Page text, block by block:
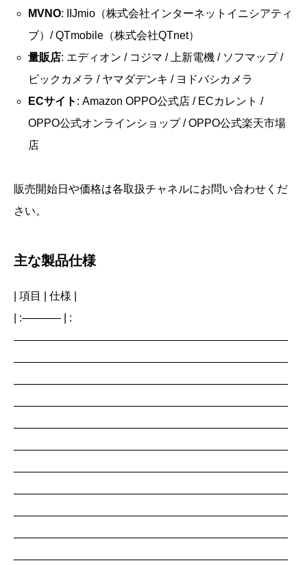
MVNO: IIJmio（株式会社インターネットイニシアティ
ブ）/ QTmobile（株式会社QTnet）
量販店: エディオン / コジマ / 上新電機 / ソフマップ /
ビックカメラ / ヤマダデンキ / ヨドバシカメラ
ECサイト : Amazon OPPO公式店 / ECカレント /
OPPO公式オンラインショップ / OPPO公式楽天市場
店
販売開始日や価格は各取扱チャネルにお問い合わせくだ
さい。
主な製品仕様
| 項目 | 仕様 |
| :———– | :————————————————————————————————————————————————————————————————————————————————————————————————————————————————————————————————————————————————————————————————————————————————————————————————————————————————————————————————————————————————————————————————————————————————————————————————————————————————————————————————————————————————————————————————————————————————————————————————————————————————————————————————————————————————————————————————————————————————————————————————————————————————————————————————————————————————————————————————————————————————————————————————————————————————————————————————————————————————————————————————————————————————————————————————————————————————————————————————————————————————————————————————————————————————————————————————————————————————————————————————————————————————————————————————————————————————————————————————————————————————————————————————————————————————————————————————————————————————————————————————————————————————————————————————————————————————————————————————————————————————————————————————————————————————————————————————————————————————————————————————————————————————————————————————————————————————————————————————————————————————————————————————————————————————————————————————————————————————————————————————————————————————————————————————————————————————————————————————————————————————————————————————————————————————————————————————————————————————————————————————————————————————————————————————————————————————————————————————————————————————————————————————————————————————————————————————————————————————————————————————————————————————————————————————————————————————————————————————————————————————————————————————————————————————————————————————————————————————————————————————————————————————————————————————————————————————————————————————————————————————————————————————————————————————————————————————————————————————————————————————————————————————————————————————————————————————————————————————————————————————————————————————————————————————————————————————————————————————————————————————————————————————————————————————————————————————————————————————————————————————————————————————————————————————————————————————————————————————————————————————————————————————————————————————————————————————————————————————————————————————————————————————————————————————————————————————————————————————————————————————————————————————————————————————————————————————————————————————————————————————————————————————————————————————————————————————————————————————————————————————————————————————————————————————————————————————————————————————————————————————————————————————————————————————————————————————————————————————————————————————————————————————————————————————————————————————————————————————————————————————————————————————————————————————————————————————————————————————————————————————————————————————————————————————————————————————————————————————————————————————————————————————————————————————————————————————————————————————————————————————————————————————————————————————————————————————————————————————————————————————————————————————————————————————————————————————————————————————————————————————————————————————————————————————————————————————————————————————————————————————————————————————————————————————————————————————————————————————————————————————————————————————————————————————————————————————————————————————————————————————————————————————————————————————————————————————————————————————————————————————————————————————————————————————————————————————————————————————————————————————————————————————————————————————————————————————————————————————————————————————————————————————————————————————————————————————————————————————————————————————————————————————————————————————————————————————————————————————————————————————————————————————————————————————————————————————————————————————————————————————————————————————————————————————————————————————————————————————————————————————————————————————————————————————————————————————————————————————————————————————————————————————————————————————————————————————————————————————————————————————————————————————————————————————————————————————————————————————————————————————————————————————————————————————————————————————————————————————————————————————————————————————————————————————————————————————————————————————————————————————————————————————————————————————————————————————————————————————————————————————————————————————————————————————————————————————————————————————————————————————————————————————————————————————————————————————————————————————————————————————————————————————————————————————————————————————————————————————————————————————————————————————————————————————————————————————————————————————————————————————————————————————————————————————————————————————————————————————————————————————————————————————————————————————————————————————————————————————————————————————————————————————————————————————————————————————————————————————————————————————————————————————————————————————————————————————————————————————————————————————————————————————————————————————————————————————————————————————————————————————————————————————————————————————————————————————————————————————————————————————————————————————————————————————————————————————————————————————————————————————————————————————————————————————————————————————————————————————————————————————————————————————————————————————————————————————————————————————————————————————————————————————————————————————————————————————————————————————————————————————————————————————————————————————————————————————————————————————————————————————————————————————————————————————————————————————————————————————————————————————————————————————————————————————————————————————————————————————————————————————————————————————————————————————————————————————————————————————————————————————————————————————————————————————————————————————————————————————————————————————————————————————————————————————————————————————————————————————————————————————————————————————————————————————————————————————————————————————————————————————————————————————————————————————————————————————————————————————————————————————————————————————————————————————————————————————————————————————————————————————————————————————————————————————————————————————————————————————————————————————————————————————————————————————————————————————————————————————————————————————————————————————————————————————————————————————————————————————————————————————————————————————————————————————————————————————————————————————————————————————————————————————————————————————————————————————————————————————————————————————————————————————————————————————————————————————————————————————————————————————————————————————————————————————————————————————————————————————————————————————————————————————————————————————————————————————————————————————————————————————————————————————————————————————————————————————————————————————————————————————————————————————————————————————————————————————————————————————————————————————————————————————————————————————————————————————————————————————————————————————————————————————————————————————————————————————————————————————————————————————————————————————————————————————————————————————————————————————————————————————————————————————————————————————————————————————————————————————————————————————————————————————————————————————————————————————————————————————————————————————————————————————————————————————————————————————————————————————————————————————————————————————————————————————————————————————————————————————————————————————————————————————————————————————————————————————————————————————————————————————————————————————————————————————————————————————————————————————————————————————————————————————————————————————————————————————————————————————————————————————————————————————————————————————————————————————————————————————————————————————————————————————————————————————————————————————————————————————————————————————————————————————————————————————————————————————————————————————————————————————————————————————————————————————————————————————————————————————————————————————————————————————————————————————————————————————————————————————————————————————————————————————————————————————————————————————————————————————————————————————————————————————————————————————————————————————————————————————————————————————————————————————————————————————————————————————————————————————————————————————————————————————————————————————————————————————————————————————————————————————————————————————————————————————————————————————————————————————————————————————————————————————————————————————————————————————————————————————————————————————————————————————————————————————————————————————————————————————————————————————————————————————————————————————————————————————————————————————————————————————————————————————————————————————————————————————————————————————————————————————————————————————————————————————————————————————————————————————————————————————————————————————————————————————————————————————————————————————————————————————————————————————————————————————————————————————————————————————————————————————————————————————————————————————————————————————————————————————————————————————————————————————————————————————————————————————————————————————————————————————————————————————————————————————————————————————————————————————————————————————————————————————————————————————————————————————————————————————————————————————————————————————————————————————————————————————————————————————————————————————————————————————————————————————————————————————————————————————————————————————————————————————————————————————————————————————————————————————————————————————————————————————————————————————————————————————————————————————————————————————————————————————————————————————————————————————————————————————————